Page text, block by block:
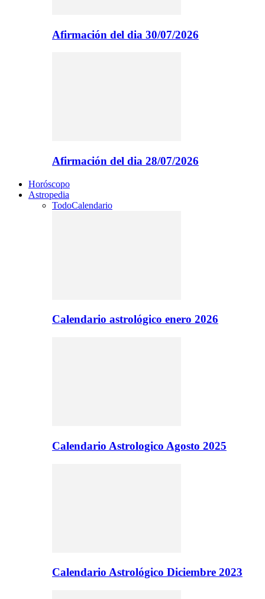
Afirmación del dia 30/07/2026
Afirmación del dia 28/07/2026
Horóscopo
Astropedia
TodoCalendario
Calendario astrológico enero 2026
Calendario Astrologico Agosto 2025
Calendario Astrológico Diciembre 2023